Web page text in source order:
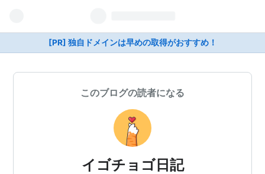
[PR] 独自ドメインは早めの取得がおすすめ！
このブログの読者になる
イゴチョゴ日記